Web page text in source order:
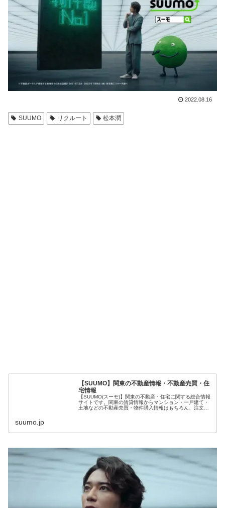
2022.08.16
SUUMO リクルート 松本潤
【SUUMO】関東の不動産情報・不動産売買・住
宅情報
【SUUMO(スーモ)】関東の不動産・住宅に関する総合情報
サイトです。関東の賃貸情報からマンション・一戸建て・
土地などの不動産売買・物件購入情報はもちろん、注文住
suumo.jp